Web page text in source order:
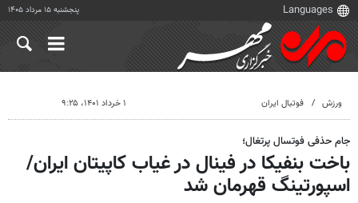
پنجشنبه ۱۵ مرداد ۱۴۰۵
ورزش فوتبال ایران ۱ خرداد ۱۴۰۱، ۹:۲۵
جام حذفی فوتسال پرتغال؛
باخت بنفیکا در فینال در غیاب کاپیتان ایران/
اسپورتینگ قهرمان شد